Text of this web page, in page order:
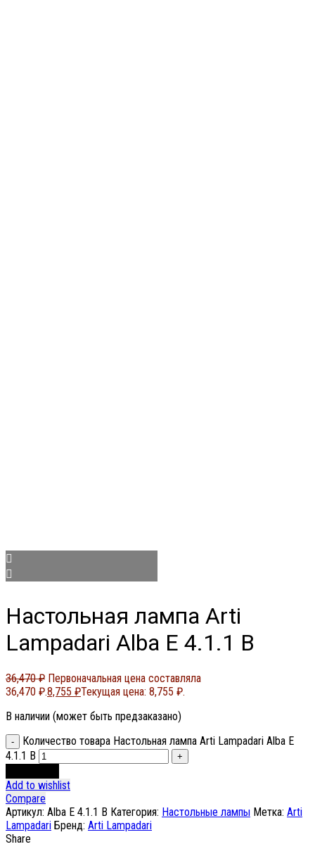
Настольная лампа Arti
Lampadari Alba E 4.1.1 B
36,470₽ Первоначальная цена составляла
36,470 ₽.8,755 ₽Текущая цена: 8,755 ₽.
В наличии (может быть предзаказано)
Количество товара Настольная лампа Arti Lampadari Alba E
4.1.1 B
Add to wishlist
Compare
Артикул: Alba E 4.1.1 B Категория: Настольные лампы Метка: Arti
Lampadari Бренд: Arti Lampadari
Share